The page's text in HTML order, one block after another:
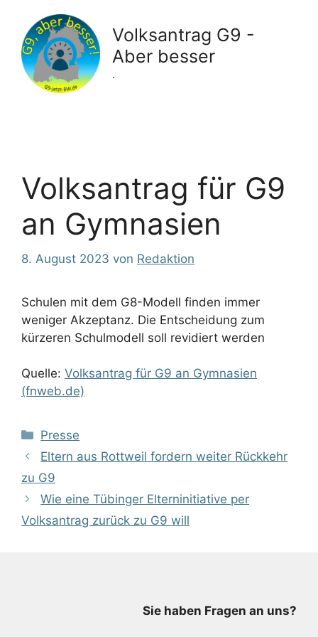
Inhalt
springen
Volksantrag G9 -
Aber besser
.
Volksantrag für G9
an Gymnasien
8. August 2023 von Redaktion
Schulen mit dem G8-Modell finden immer
weniger Akzeptanz. Die Entscheidung zum
kürzeren Schulmodell soll revidiert werden
Quelle: Volksantrag für G9 an Gymnasien
(fnweb.de)
Kategorien
Presse
Eltern aus Rottweil fordern weiter Rückkehr
zu G9
Wie eine Tübinger Elterninitiative per
Volksantrag zurück zu G9 will
Sie haben Fragen an uns?